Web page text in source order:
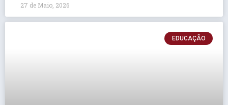
27 de Maio, 2026
EDUCAÇÃO